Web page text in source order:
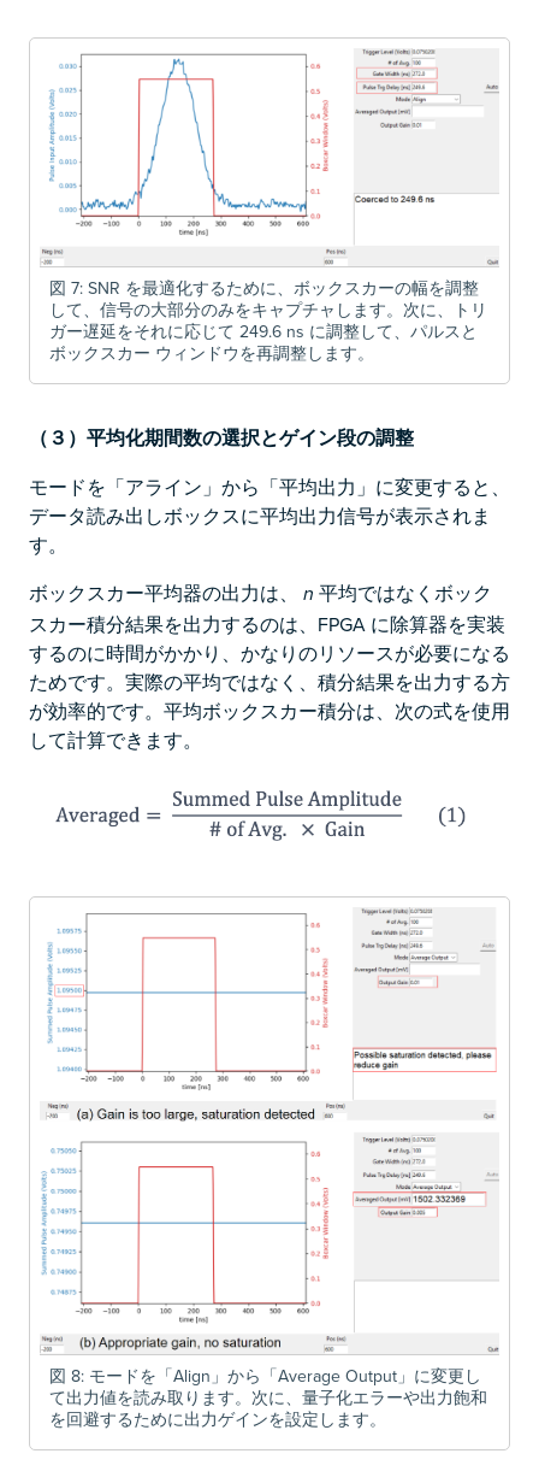
図 7: SNR を最適化するために、ボックスカーの幅を調整
して、信号の大部分のみをキャプチャします。次に、トリ
ガー遅延をそれに応じて 249.6 ns に調整して、パルスと
ボックスカー ウィンドウを再調整します。
（３）平均化期間数の選択とゲイン段の調整
モードを「アライン」から「平均出力」に変更すると、
データ読み出しボックスに平均出力信号が表示されま
す。
ボックスカー平均器の出力は、 n 平均ではなくボック
スカー積分結果を出力するのは、FPGA に除算器を実装
するのに時間がかかり、かなりのリソースが必要になる
ためです。実際の平均ではなく、積分結果を出力する方
が効率的です。平均ボックスカー積分は、次の式を使用
して計算できます。
図 8: モードを「Align」から「Average Output」に変更し
て出力値を読み取ります。次に、量子化エラーや出力飽和
を回避するために出力ゲインを設定します。